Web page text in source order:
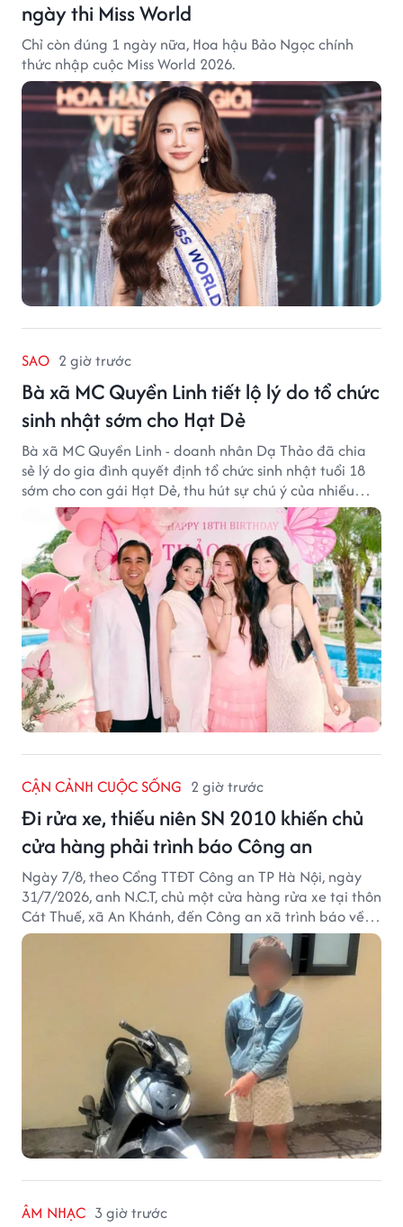
ngày thi Miss World
Chỉ còn đúng 1 ngày nữa, Hoa hậu Bảo Ngọc chính
thức nhập cuộc Miss World 2026.
SAO 2 giờ trước
Bà xã MC Quyền Linh tiết lộ lý do tổ chức
sinh nhật sớm cho Hạt Dẻ
Bà xã MC Quyền Linh - doanh nhân Dạ Thảo đã chia
sẻ lý do gia đình quyết định tổ chức sinh nhật tuổi 18
sớm cho con gái Hạt Dẻ, thu hút sự chú ý của nhiều
người hâm mộ.
CẬN CẢNH CUỘC SỐNG 2 giờ trước
Đi rửa xe, thiếu niên SN 2010 khiến chủ
cửa hàng phải trình báo Công an
Ngày 7/8, theo Cổng TTĐT Công an TP Hà Nội, ngày
31/7/2026, anh N.C.T, chủ một cửa hàng rửa xe tại thôn
Cát Thuế, xã An Khánh, đến Công an xã trình báo về
việc bị mất trộm chiếc xe máy Honda Wave. Trong cốp
xe còn có nhiều giấy tờ cá nhân và khoảng 1,2 triệu
ÂM NHẠC 3 giờ trước